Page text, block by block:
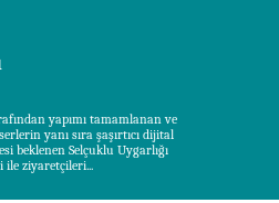
yapımı tamamlanan ve
yanı sıra şaşırtıcı dijital
beklenen Selçuklu Uygarlığı
ile ziyaretçileri...